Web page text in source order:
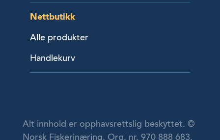
Nettbutikk
Alle produkter
Handlekurv
Alt innhold er opphavsrettslig beskyttet. ©
Norsk Fiskerinæring. Org. nr. 970 888 683.